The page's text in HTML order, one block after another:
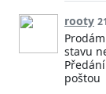
rooty
stavu
poštou